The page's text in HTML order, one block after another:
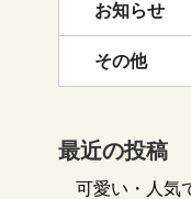
お知らせ
その他
最近の投稿
可愛い・人気